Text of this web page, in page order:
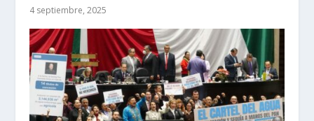
4 septiembre, 2025